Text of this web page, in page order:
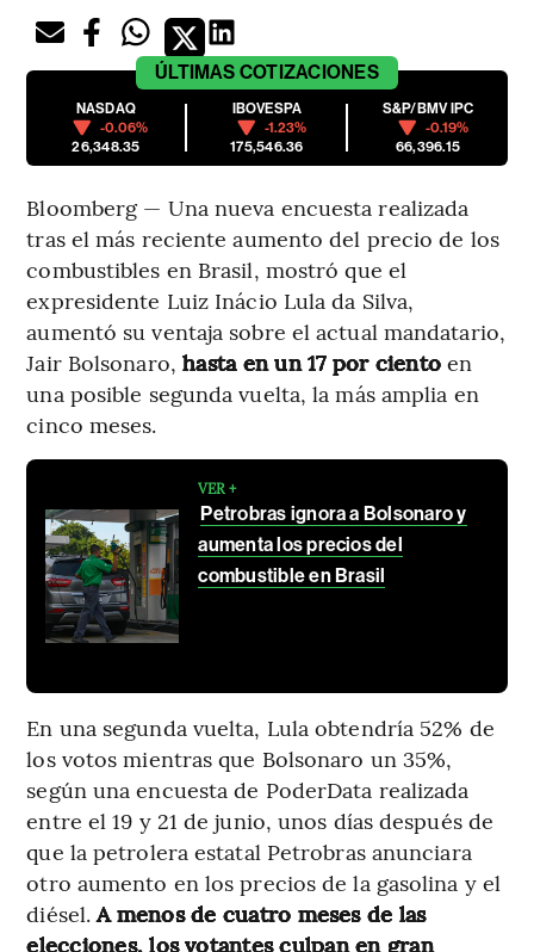
ÚLTIMAS COTIZACIONES
NASDAQ
-0.06%
26,348.35
IBOVESPA
-1.23%
175,546.36
S&P/BMV IPC
-0.19%
66,396.15
Bloomberg — Una nueva encuesta realizada
tras el más reciente aumento del precio de los
combustibles en Brasil, mostró que el
expresidente Luiz Inácio Lula da Silva,
aumentó su ventaja sobre el actual mandatario,
Jair Bolsonaro, hasta en un 17 por ciento en
una posible segunda vuelta, la más amplia en
cinco meses.
VER +
Petrobras ignora a Bolsonaro y
aumenta los precios del
combustible en Brasil
En una segunda vuelta, Lula obtendría 52% de
los votos mientras que Bolsonaro un 35%,
según una encuesta de PoderData realizada
entre el 19 y 21 de junio, unos días después de
que la petrolera estatal Petrobras anunciara
otro aumento en los precios de la gasolina y el
diésel.A menos de cuatro meses de las
elecciones, los votantes culpan en gran